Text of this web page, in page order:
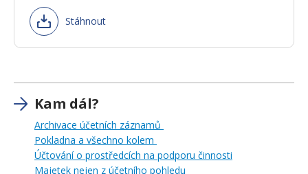
Stáhnout
Kam dál?
Archivace účetních záznamů
Pokladna a všechno kolem
Účtování o prostředcích na podporu činnosti
Majetek nejen z účetního pohledu